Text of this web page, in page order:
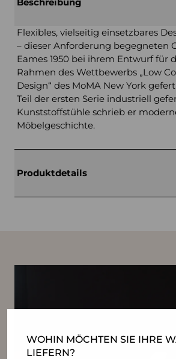
WOHIN MÖCHTEN SIE IHRE
LIEFERN?
Flexibles, vielseitig einsetzbares
– dieser Anforderung begegneten
Eames 1950 bei ihrem Entwurf für
Rahmen des Wettbewerbs „Low
Design“ des MoMA New York
Teil der ersten Serie industriell
Kunststoffstühle schrieb er
Möbelgeschichte.
Produktdetails